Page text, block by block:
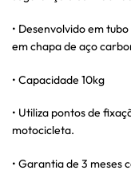
• Desenvolvido em
em chapa de aço
• Capacidade 10kg
• Utiliza pontos de
motocicleta.
• Garantia de 3